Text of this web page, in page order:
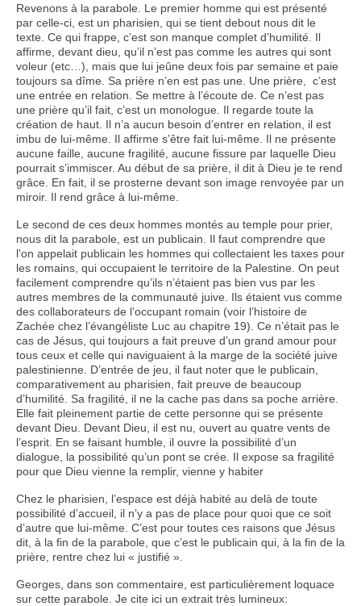
Revenons à la parabole. Le premier homme qui est présenté
par celle-ci, est un pharisien, qui se tient debout nous dit le
texte. Ce qui frappe, c’est son manque complet d’humilité. Il
affirme, devant dieu, qu’il n’est pas comme les autres qui sont
voleur (etc…), mais que lui jeûne deux fois par semaine et paie
toujours sa dîme. Sa prière n’en est pas une. Une prière, c’est
une entrée en relation. Se mettre à l’écoute de. Ce n’est pas
une prière qu’il fait, c’est un monologue. Il regarde toute la
création de haut. Il n’a aucun besoin d’entrer en relation, il est
imbu de lui-même. Il affirme s’être fait lui-même. Il ne présente
aucune faille, aucune fragilité, aucune fissure par laquelle Dieu
pourrait s’immiscer. Au début de sa prière, il dit à Dieu je te rend
grâce. En fait, il se prosterne devant son image renvoyée par un
miroir. Il rend grâce à lui-même.
Le second de ces deux hommes montés au temple pour prier,
nous dit la parabole, est un publicain. Il faut comprendre que
l’on appelait publicain les hommes qui collectaient les taxes pour
les romains, qui occupaient le territoire de la Palestine. On peut
facilement comprendre qu’ils n’étaient pas bien vus par les
autres membres de la communauté juive. Ils étaient vus comme
des collaborateurs de l’occupant romain (voir l’histoire de
Zachée chez l’évangéliste Luc au chapitre 19). Ce n’était pas le
cas de Jésus, qui toujours a fait preuve d’un grand amour pour
tous ceux et celle qui naviguaient à la marge de la société juive
palestinienne. D’entrée de jeu, il faut noter que le publicain,
comparativement au pharisien, fait preuve de beaucoup
d’humilité. Sa fragilité, il ne la cache pas dans sa poche arrière.
Elle fait pleinement partie de cette personne qui se présente
devant Dieu. Devant Dieu, il est nu, ouvert au quatre vents de
l’esprit. En se faisant humble, il ouvre la possibilité d’un
dialogue, la possibilité qu’un pont se crée. Il expose sa fragilité
pour que Dieu vienne la remplir, vienne y habiter
Chez le pharisien, l’espace est déjà habité au delà de toute
possibilité d’accueil, il n’y a pas de place pour quoi que ce soit
d’autre que lui-même. C’est pour toutes ces raisons que Jésus
dit, à la fin de la parabole, que c’est le publicain qui, à la fin de la
prière, rentre chez lui « justifié ».
Georges, dans son commentaire, est particulièrement loquace
sur cette parabole. Je cite ici un extrait très lumineux: